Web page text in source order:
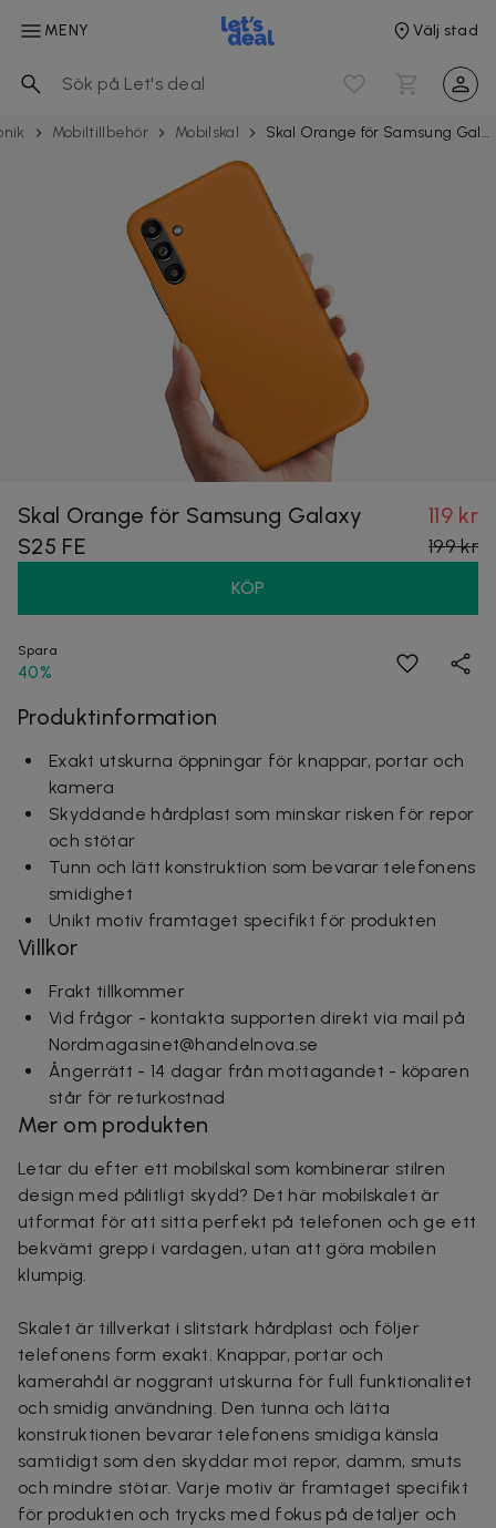
MENY Välj stad
Mobil­tillbehör Mobilskal Skal Orange för Samsung Galaxy S25 FE
Skal Orange för Samsung Galaxy
S25 FE
119 kr
199 kr
KÖP
Spara
40%
Produktinformation
Exakt utskurna öppningar för knappar, portar och
kamera
Skyddande hårdplast som minskar risken för repor
och stötar
Tunn och lätt konstruktion som bevarar telefonens
smidighet
Unikt motiv framtaget specifikt för produkten
Villkor
Frakt tillkommer
Vid frågor - kontakta supporten direkt via mail på
Nordmagasinet@handelnova.se
Ångerrätt - 14 dagar från mottagandet - köparen
står för returkostnad
Mer om produkten
Letar du efter ett mobilskal som kombinerar stilren
design med pålitligt skydd? Det här mobilskalet är
utformat för att sitta perfekt på telefonen och ge ett
bekvämt grepp i vardagen, utan att göra mobilen
klumpig.
Skalet är tillverkat i slitstark hårdplast och följer
telefonens form exakt. Knappar, portar och
kamerahål är noggrant utskurna för full funktionalitet
och smidig användning. Den tunna och lätta
konstruktionen bevarar telefonens smidiga känsla
samtidigt som den skyddar mot repor, damm, smuts
och mindre stötar. Varje motiv är framtaget specifikt
för produkten och trycks med fokus på detaljer och